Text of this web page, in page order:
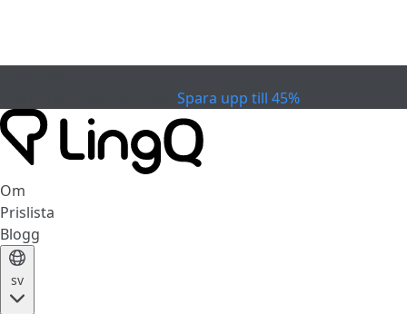
Spara upp till 45%
Om
Prislista
Blogg
sv